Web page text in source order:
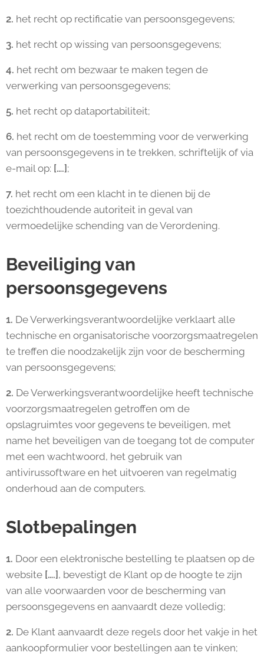
2. het recht op rectificatie van persoonsgegevens;
3. het recht op wissing van persoonsgegevens;
4. het recht om bezwaar te maken tegen de
verwerking van persoonsgegevens;
5. het recht op dataportabiliteit;
6. het recht om de toestemming voor de verwerking
van persoonsgegevens in te trekken, schriftelijk of via
e-mail op: [….] ;
7. het recht om een klacht in te dienen bij de
toezichthoudende autoriteit in geval van
vermoedelijke schending van de Verordening.
Beveiliging van
persoonsgegevens
1. De Verwerkingsverantwoordelijke verklaart alle
technische en organisatorische voorzorgsmaatregelen
te treffen die noodzakelijk zijn voor de bescherming
van persoonsgegevens;
2. De Verwerkingsverantwoordelijke heeft technische
voorzorgsmaatregelen getroffen om de
opslagruimtes voor gegevens te beveiligen, met
name het beveiligen van de toegang tot de computer
met een wachtwoord, het gebruik van
antivirussoftware en het uitvoeren van regelmatig
onderhoud aan de computers.
Slotbepalingen
1. Door een elektronische bestelling te plaatsen op de
website [….] , bevestigt de Klant op de hoogte te zijn
van alle voorwaarden voor de bescherming van
persoonsgegevens en aanvaardt deze volledig;
2. De Klant aanvaardt deze regels door het vakje in het
aankoopformulier voor bestellingen aan te vinken;